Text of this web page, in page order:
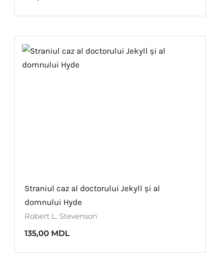
Straniul caz al doctorului Jekyll și al
domnului Hyde
Robert L. Stevenson
135,00 MDL